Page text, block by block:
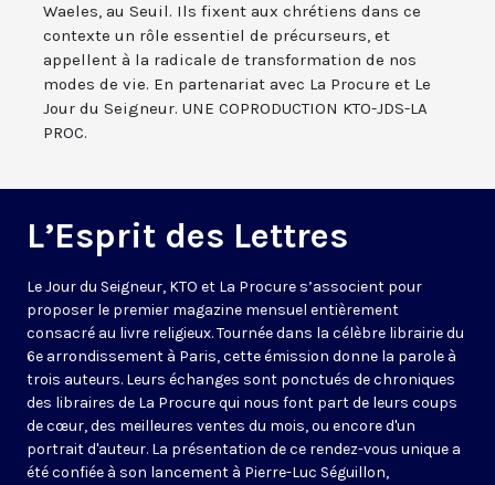
Waeles, au Seuil. Ils fixent aux chrétiens dans ce
contexte un rôle essentiel de précurseurs, et
appellent à la radicale de transformation de nos
modes de vie. En partenariat avec La Procure et Le
Jour du Seigneur. UNE COPRODUCTION KTO-JDS-LA
PROC.
L’Esprit des Lettres
Le Jour du Seigneur, KTO et La Procure s’associent pour
proposer le premier magazine mensuel entièrement
consacré au livre religieux. Tournée dans la célèbre librairie du
6e arrondissement à Paris, cette émission donne la parole à
trois auteurs. Leurs échanges sont ponctués de chroniques
des libraires de La Procure qui nous font part de leurs coups
de cœur, des meilleures ventes du mois, ou encore d'un
portrait d'auteur. La présentation de ce rendez-vous unique a
été confiée à son lancement à Pierre-Luc Séguillon,